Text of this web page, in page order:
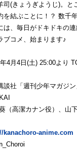
司(きょうぎようじ)。
を結ぶことに！？ 数千
は、毎日がドキドキの
ブコメ、始まります♪
4月4日(土) 25:00より
談社「週刊少年マガジン
（高潔カナン役）、山
kanachoro-anime.com